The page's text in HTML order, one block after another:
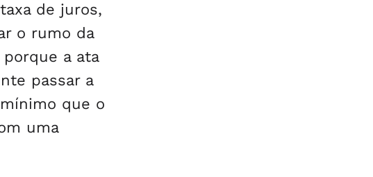
de juros,
o rumo da
a ata
passar a
que o
uma